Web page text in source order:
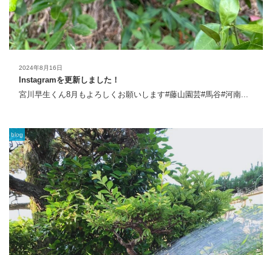
2024年8月16日
Instagramを更新しました！
宮川早生くん8月もよろしくお願いします#藤山園芸#馬谷#河南...
blog